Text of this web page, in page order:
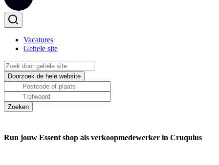
Vacatures
Gehele site
Run jouw Essent shop als verkoopmedewerker in Cruquius